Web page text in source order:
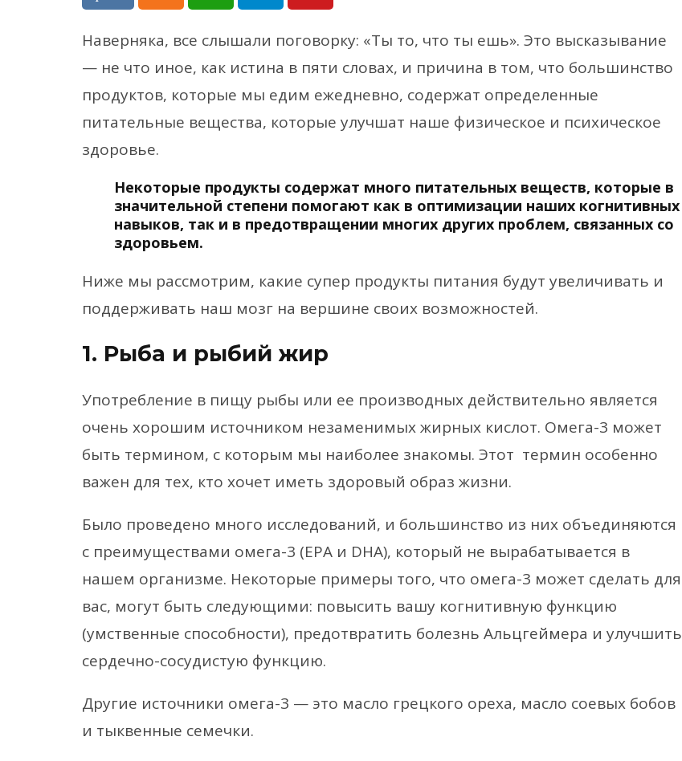
Наверняка, все слышали поговорку: «Ты то, что ты ешь». Это высказывание
— не что иное, как истина в пяти словах, и причина в том, что большинство
продуктов, которые мы едим ежедневно, содержат определенные
питательные вещества, которые улучшат наше физическое и психическое
здоровье.
Некоторые продукты содержат много питательных веществ, которые в
значительной степени помогают как в оптимизации наших когнитивных
навыков, так и в предотвращении многих других проблем, связанных со
здоровьем.
Ниже мы рассмотрим, какие супер продукты питания будут увеличивать и
поддерживать наш мозг на вершине своих возможностей.
1. Рыба и рыбий жир
Употребление в пищу рыбы или ее производных действительно является
очень хорошим источником незаменимых жирных кислот. Омега-3 может
быть термином, с которым мы наиболее знакомы. Этот термин особенно
важен для тех, кто хочет иметь здоровый образ жизни.
Было проведено много исследований, и большинство из них объединяются
с преимуществами омега-3 (EPA и DHA), который не вырабатывается в
нашем организме. Некоторые примеры того, что омега-3 может сделать для
вас, могут быть следующими: повысить вашу когнитивную функцию
(умственные способности), предотвратить болезнь Альцгеймера и улучшить
сердечно-сосудистую функцию.
Другие источники омега-3 — это масло грецкого ореха, масло соевых бобов
и тыквенные семечки.